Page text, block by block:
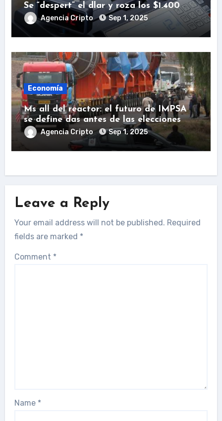
Se “despert” el dlar y roza los $1.400
Agencia Cripto Sep 1, 2025
Economía
Ms all del reactor: el futuro de IMPSA
se define das antes de las elecciones
Agencia Cripto Sep 1, 2025
Leave a Reply
Your email address will not be published. Required
fields are marked *
Comment *
Name *